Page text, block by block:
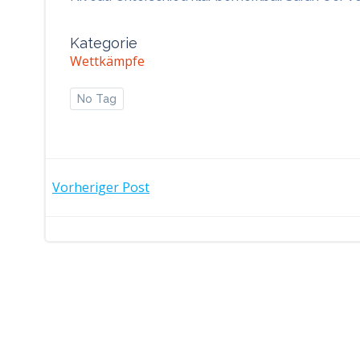
Kategorie
Wettkämpfe
No Tag
POST
Vorheriger Post